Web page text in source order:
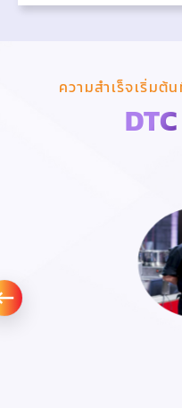
ความสำเร็จเริ่ม